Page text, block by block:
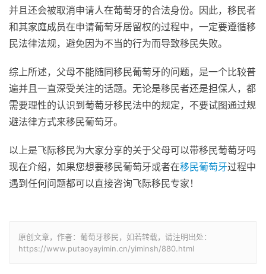
并且还会被取消申请人在葡萄牙的合法身份。因此，移民者
和其家庭成员在申请葡萄牙居留权的过程中，一定要遵循移
民法律法规，避免因为不当的行为而导致移民失败。
综上所述，父母不能随同移民葡萄牙的问题，是一个比较普
遍并且一直深受关注的话题。无论是移民者还是担保人，都
需要理性的认识到葡萄牙移民法中的规定，不要试图通过规
避法律方式来移民葡萄牙。
以上是飞际移民为大家分享的关于父母可以带移民葡萄牙吗
现在介绍，如果您想要移民葡萄牙或者在移民葡萄牙过程中
遇到任何问题都可以直接咨询飞际移民专家！
原创文章，作者：葡萄牙移民，如若转载，请注明出处：
https://www.putaoyayimin.cn/yiminsh/880.html